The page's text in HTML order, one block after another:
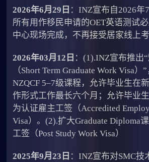
2026年6月29日 ：INZ宣布自2026年
所有用作移民申请的OET英语测试
中心现场完成，不再接受居家线上考
2026年03月12日 ：(1).INZ宣布推出
（Short Term Graduate Work Visa
NZQCF 5–7级课程，允许毕业生在
作形式工作最长六个月；允许毕业
为认证雇主工签（Accredited
Visa）。(2).扩大Graduate Diploma
工签（Post Study Work Visa）
2025年9月23日 ：INZ宣布对SMC技